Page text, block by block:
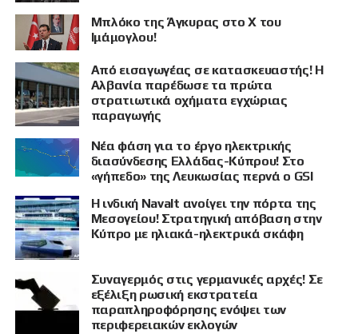
Μπλόκο της Άγκυρας στο X του
Ιμάμογλου!
Από εισαγωγέας σε κατασκευαστής! Η
Αλβανία παρέδωσε τα πρώτα
στρατιωτικά οχήματα εγχώριας
παραγωγής
Νέα φάση για το έργο ηλεκτρικής
διασύνδεσης Ελλάδας-Κύπρου! Στο
«γήπεδο» της Λευκωσίας περνά ο GSI
Η ινδική Navalt ανοίγει την πόρτα της
Μεσογείου! Στρατηγική απόβαση στην
Κύπρο με ηλιακά-ηλεκτρικά σκάφη
Συναγερμός στις γερμανικές αρχές! Σε
εξέλιξη ρωσική εκστρατεία
παραπληροφόρησης ενόψει των
περιφερειακών εκλογών